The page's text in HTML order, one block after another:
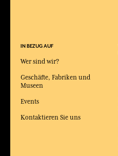
IN BEZUG AUF
Wer sind wir?
Geschäfte, Fabriken und
Museen
Events
Kontaktieren Sie uns